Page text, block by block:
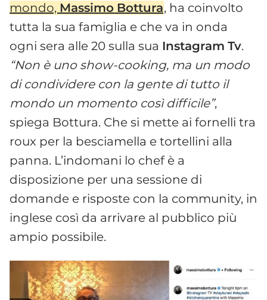
mondo, Massimo Bottura, ha coinvolto
tutta la sua famiglia e che va in onda
ogni sera alle 20 sulla sua Instagram Tv.
“Non è uno show-cooking, ma un modo
di condividere con la gente di tutto il
mondo un momento così difficile”,
spiega Bottura. Che si mette ai fornelli tra
roux per la besciamella e tortellini alla
panna. L’indomani lo chef è a
disposizione per una sessione di
domande e risposte con la community, in
inglese così da arrivare al pubblico più
ampio possibile.